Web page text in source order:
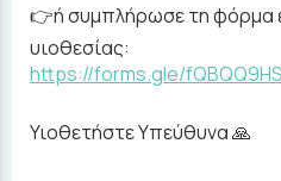
👉ή συμπλήρωσε τη φόρμα
υιοθεσίας:
https://forms.gle/
Υιοθετήστε Υπεύθυνα 🙏